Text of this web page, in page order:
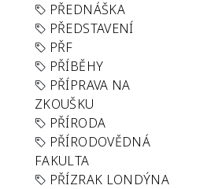
PŘEDNÁŠKA
PŘEDSTAVENÍ
PŘF
PŘÍBĚHY
PŘÍPRAVA NA
ZKOUŠKU
PŘÍRODA
PŘÍRODOVĚDNÁ
FAKULTA
PŘÍZRAK LONDÝNA